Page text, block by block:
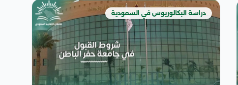
دراسة البكالوريوس في السعودية